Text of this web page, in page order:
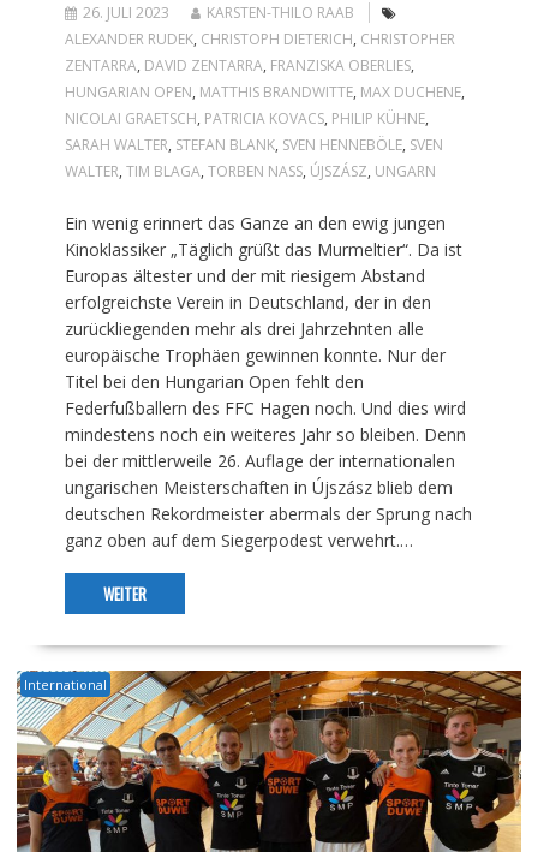
26. JULI 2023
KARSTEN-THILO RAAB
ALEXANDER RUDEK, CHRISTOPH DIETERICH, CHRISTOPHER
ZENTARRA, DAVID ZENTARRA, FRANZISKA OBERLIES,
HUNGARIAN OPEN, MATTHIS BRANDWITTE, MAX DUCHENE,
NICOLAI GRAETSCH, PATRICIA KOVACS, PHILIP KÜHNE,
SARAH WALTER, STEFAN BLANK, SVEN HENNEBÖLE, SVEN
WALTER, TIM BLAGA, TORBEN NASS, ÚJSZÁSZ, UNGARN
Ein wenig erinnert das Ganze an den ewig jungen
Kinoklassiker „Täglich grüßt das Murmeltier“. Da ist
Europas ältester und der mit riesigem Abstand
erfolgreichste Verein in Deutschland, der in den
zurückliegenden mehr als drei Jahrzehnten alle
europäische Trophäen gewinnen konnte. Nur der
Titel bei den Hungarian Open fehlt den
Federfußballern des FFC Hagen noch. Und dies wird
mindestens noch ein weiteres Jahr so bleiben. Denn
bei der mittlerweile 26. Auflage der internationalen
ungarischen Meisterschaften in Újszász blieb dem
deutschen Rekordmeister abermals der Sprung nach
ganz oben auf dem Siegerpodest verwehrt.…
WEITER
International